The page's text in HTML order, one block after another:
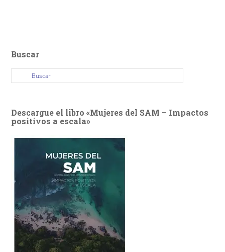
Buscar
Descargue el libro «Mujeres del SAM – Impactos
positivos a escala»